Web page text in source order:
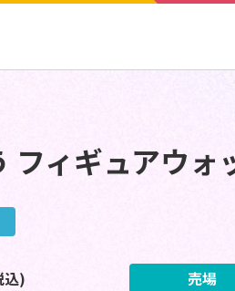
フィギュアウォ
込) 売場